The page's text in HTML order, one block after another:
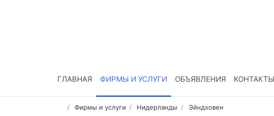
ГЛАВНАЯ ФИРМЫ И УСЛУГИ ОБЪЯВЛЕНИЯ КОНТАКТЫ
Фирмы и услуги Нидерланды Эйндховен